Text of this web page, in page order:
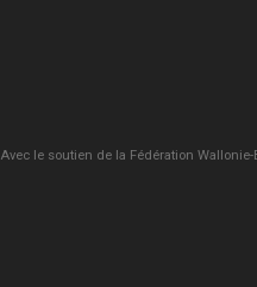
Avec le soutien de la Fédération